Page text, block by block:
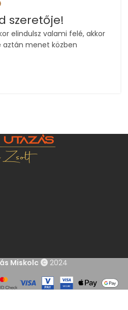
szeretője!
elindulsz valami felé, akkor
aztán menet közben
Miskolc 2024